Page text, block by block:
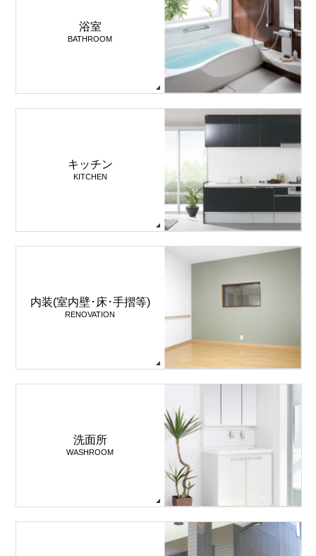
浴室
BATHROOM
キッチン
KITCHEN
内装(室内壁･床･手摺等)
RENOVATION
洗面所
WASHROOM